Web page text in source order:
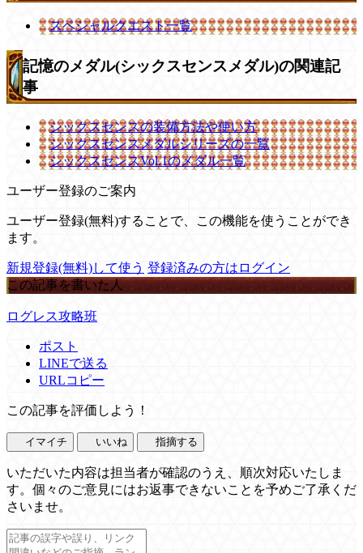
スペシャルクエスト一覧
記憶のメダル(シックスセンスメダル)の関連記
事
シックスセンスの装備方法や使い方
シックスセンスメダルシリーズの一覧
シックスセンスVol.1のメダル一覧
ユーザー登録のご案内
ユーザー登録(無料)することで、この機能を使うことができ
ます。
新規登録(無料)して使う 登録済みの方はログイン
この記事を書いた人
ログレス攻略班
ポスト
LINEで送る
URLコピー
この記事を評価しよう！
イマイチ いいね 指摘する
いただいた内容は担当者が確認のうえ、順次対応いたしま
す。個々のご意見にはお返事できないことを予めご了承くだ
さいませ。